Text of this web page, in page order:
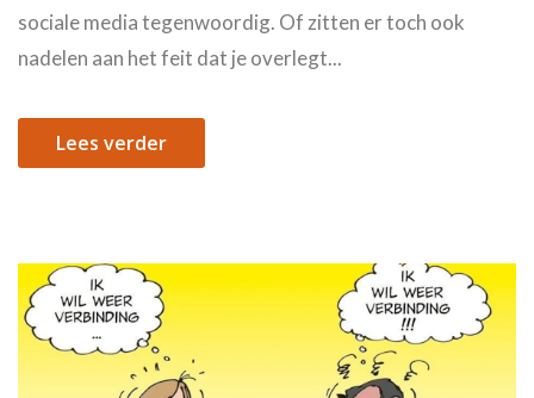
sociale media tegenwoordig. Of zitten er toch ook
nadelen aan het feit dat je overlegt...
Lees verder